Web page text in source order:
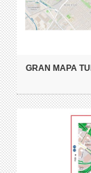
GRAN MAPA